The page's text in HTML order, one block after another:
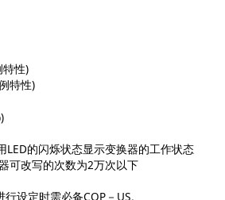
性)
特性)
LED的闪烁状态显示变换器的工作状态
可改写的次数为2万次以下
设定时需必备COP－US。